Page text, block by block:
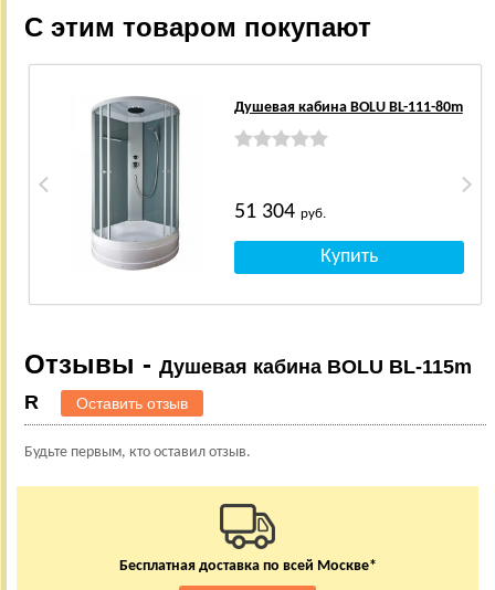
С этим товаром покупают
Душевая кабина BOLU BL-111-80m
51 304 руб.
Отзывы - Душевая кабина BOLU BL-115m
R
Оставить отзыв
Будьте первым, кто оставил отзыв.
Бесплатная доставка по всей Москве*